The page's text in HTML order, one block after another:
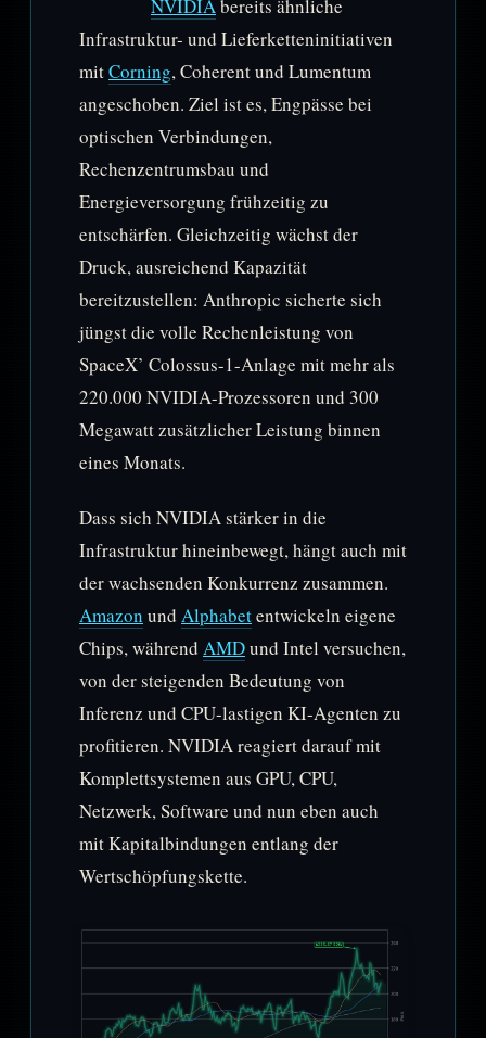
NVIDIAbereits ähnliche
Infrastruktur- und Lieferketteninitiativen
mitCorning, Coherent und Lumentum
angeschoben. Ziel ist es, Engpässe bei
optischen Verbindungen,
Rechenzentrumsbau und
Energieversorgung frühzeitig zu
entschärfen. Gleichzeitig wächst der
Druck, ausreichend Kapazität
bereitzustellen: Anthropic sicherte sich
jüngst die volle Rechenleistung von
SpaceX’ Colossus-1-Anlage mit mehr als
220.000 NVIDIA-Prozessoren und 300
Megawatt zusätzlicher Leistung binnen
eines Monats.
Dass sich NVIDIA stärker in die
Infrastruktur hineinbewegt, hängt auch mit
der wachsenden Konkurrenz zusammen.
Amazon und Alphabetentwickeln eigene
Chips, während AMDund Intel versuchen,
von der steigenden Bedeutung von
Inferenz und CPU-lastigen KI-Agenten zu
profitieren. NVIDIA reagiert darauf mit
Komplettsystemen aus GPU, CPU,
Netzwerk, Software und nun eben auch
mit Kapitalbindungen entlang der
Wertschöpfungskette.